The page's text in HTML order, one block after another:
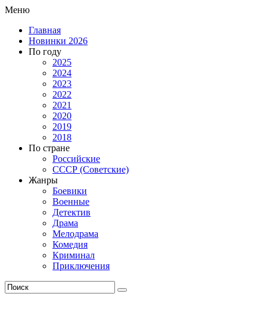
Меню
Главная
Новинки 2026
По году
2025
2024
2023
2022
2021
2020
2019
2018
По стране
Российские
СССР (Советские)
Жанры
Боевики
Военные
Детектив
Драма
Мелодрама
Комедия
Криминал
Приключения